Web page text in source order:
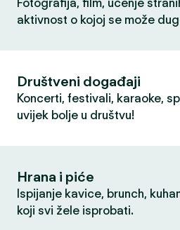
Fotografija, film, učenje
aktivnost o kojoj se može
Društveni događaji
Koncerti, festivali, karaoke,
uvijek bolje u društvu!
Hrana i piće
Ispijanje kavice, brunch,
koji svi žele isprobati.